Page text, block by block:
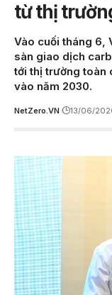
từ thị
Vào cuối tháng 6,
sàn giao dịch
tới thị trường toàn
vào năm 2030.
NetZero.VN 13/06/